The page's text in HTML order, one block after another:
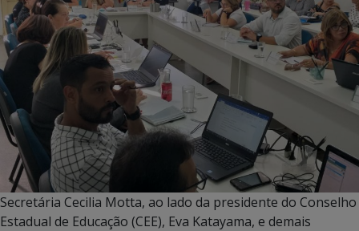
Secretária Cecilia Motta, ao lado da presidente do Conselho
Estadual de Educação (CEE), Eva Katayama, e demais